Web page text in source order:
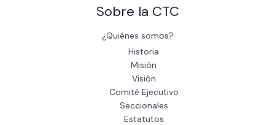
Sobre la CTC
¿Quiénes somos?
Historia
Misión
Visión
Comité Ejecutivo
Seccionales
Estatutos